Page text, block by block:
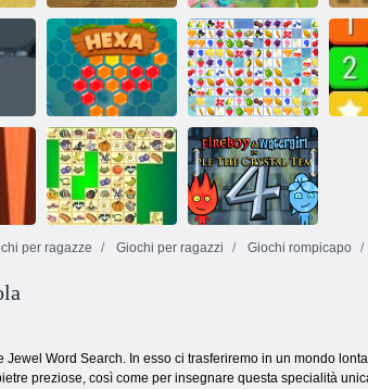
3 panda in
Giappone
2020! Ricaricato
Hexa
Connetti alla
frutta
per ragazze Giochi per ragazzi Giochi rompicapo
Word Search. In esso ci trasferiremo in un mondo
preziose, così come per insegnare questa specialità